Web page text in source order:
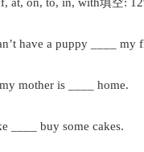
at, on, to, in, with填空:
have a puppy ____ my
mother is ____ home.
____ buy some cakes.